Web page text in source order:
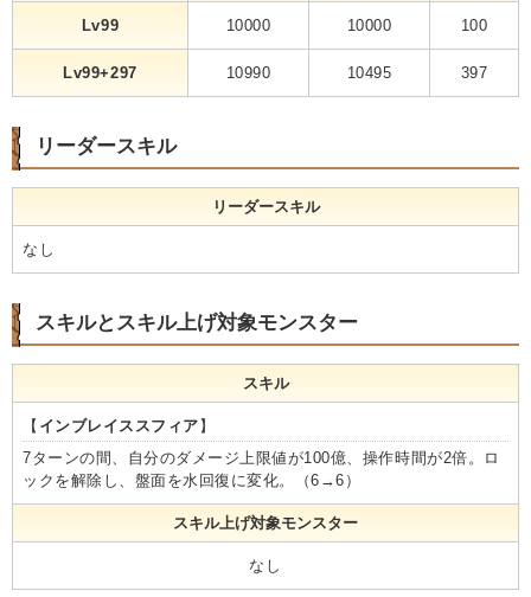
Lv99 10000 10000 100
Lv99+297 10990 10495 397
リーダースキル
リーダースキル
なし
スキルとスキル上げ対象モンスター
スキル
【 インブレイススフィア 】
7ターンの間、自分のダメージ上限値が100億、操作時間が2倍。ロ
ックを解除し、盤面を水回復に変化。（6→6）
スキル上げ対象モンスター
なし